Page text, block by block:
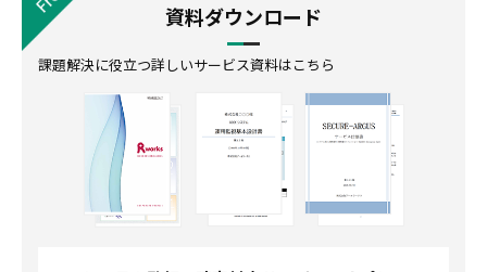
資料ダウンロード
課題解決に役立つ詳しいサービス資料はこちら